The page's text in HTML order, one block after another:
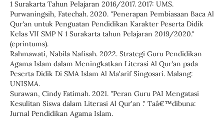
1 Surakarta Tahun Pelajaran 2016/2017. 2017: UMS.
Purwaningsih, Fatechah. 2020. "Penerapan Pembiasaan Baca Al
Qur'an untuk Penguatan Pendidikan Karakter Peserta Didik
Kelas VII SMP N 1 Surakarta tahun Pelajaran 2019/2020."
(eprintums).
Rahmawati, Nabila Nafisah. 2022. Strategi Guru Pendidikan
Agama Islam dalam Meningkatkan Literasi Al Qur'an pada
Peserta Didik Di SMA Islam Al Ma'arif Singosari. Malang:
UNISMA.
Surawan, Cindy Fatimah. 2021. "Peran Guru PAI Mengatasi
Kesulitan Siswa dalam Literasi Al Qur'an ." Taâ€™dibuna:
Jurnal Pendidikan Agama Islam.